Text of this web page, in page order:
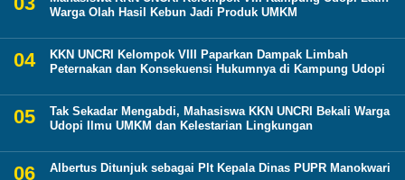
Warga Olah Hasil Kebun Jadi Produk UMKM
KKN UNCRI Kelompok VIII Paparkan Dampak Limbah
Peternakan dan Konsekuensi Hukumnya di Kampung Udopi
Tak Sekadar Mengabdi, Mahasiswa KKN UNCRI Bekali Warga
Udopi Ilmu UMKM dan Kelestarian Lingkungan
Albertus Ditunjuk sebagai Plt Kepala Dinas PUPR Manokwari